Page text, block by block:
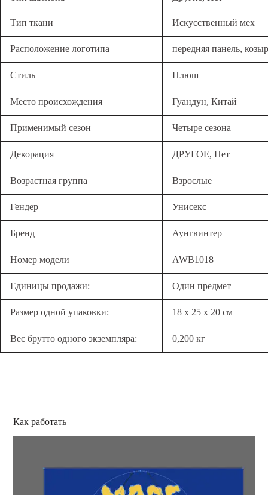
Тип ткани Искусственный мех
Расположение логотипа передняя панель,
Стиль Плюш
Место происхождения Гуандун, Китай
Применимый сезон Четыре сезона
Декорация ДРУГОЕ, Нет
Возрастная группа Взрослые
Гендер Унисекс
Бренд Аунгвинтер
Номер модели AWB1018
Единицы продажи: Один предмет
Размер одной упаковки: 18 х 25 х 20 см
Вес брутто одного экземпляра: 0,200 кг
Как работать